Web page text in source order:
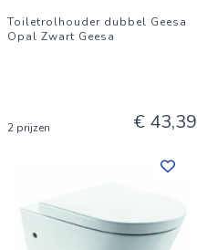
Toiletrolhouder dubbel Geesa
Opal Zwart Geesa
2 prijzen € 43,39